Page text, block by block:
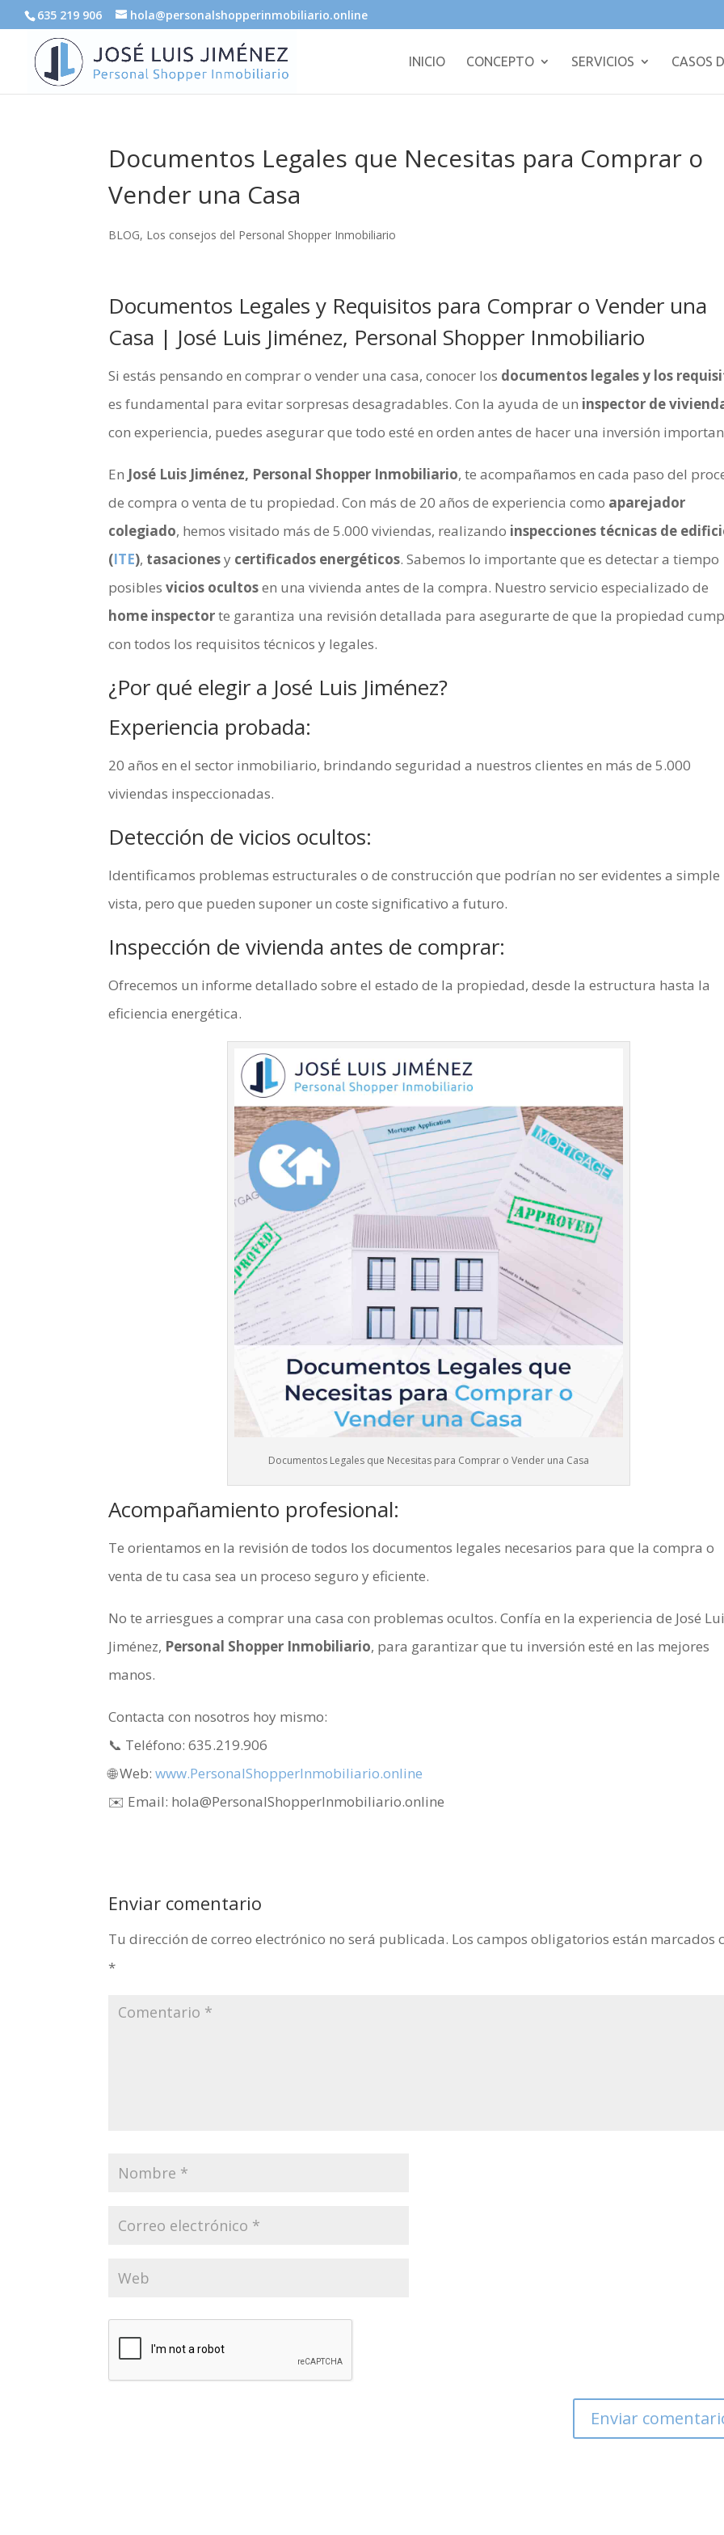
635 219 906 hola@personalshopperinmobiliario.online
INICIO CONCEPTO SERVICIOS CASOS
Documentos Legales que Necesitas para Comprar o
Vender una Casa
BLOG, Los consejos del Personal Shopper Inmobiliario
Documentos Legales y Requisitos para Comprar o Vender una
Casa | José Luis Jiménez, Personal Shopper Inmobiliario
Si estás pensando en comprar o vender una casa, conocer los documentos legales y los
es fundamental para evitar sorpresas desagradables. Con la ayuda de un inspector de
con experiencia, puedes asegurar que todo esté en orden antes de hacer una inversión
En José Luis Jiménez, Personal Shopper Inmobiliario, te acompañamos en cada paso del
de compra o venta de tu propiedad. Con más de 20 años de experiencia como aparejador
colegiado, hemos visitado más de 5.000 viviendas, realizando inspecciones técnicas de
(ITE), tasacionesy certificados energéticos. Sabemos lo importante que es detectar a tiempo
posiblesvicios ocultosen una vivienda antes de la compra. Nuestro servicio especializado de
home inspectorte garantiza una revisión detallada para asegurarte de que la propiedad
con todos los requisitos técnicos y legales.
¿Por qué elegir a José Luis Jiménez?
Experiencia probada:
20 años en el sector inmobiliario, brindando seguridad a nuestros clientes en más de 5.000
viviendas inspeccionadas.
Detección de vicios ocultos:
Identificamos problemas estructurales o de construcción que podrían no ser evidentes a simple
vista, pero que pueden suponer un coste significativo a futuro.
Inspección de vivienda antes de comprar:
Ofrecemos un informe detallado sobre el estado de la propiedad, desde la estructura hasta la
eficiencia energética.
Documentos Legales que Necesitas para Comprar o Vender una Casa
Acompañamiento profesional:
Te orientamos en la revisión de todos los documentos legales necesarios para que la compra o
venta de tu casa sea un proceso seguro y eficiente.
No te arriesgues a comprar una casa con problemas ocultos. Confía en la experiencia de José
Jiménez, Personal Shopper Inmobiliario, para garantizar que tu inversión esté en las mejores
manos.
Contacta con nosotros hoy mismo:
📞 Teléfono: 635.219.906
🌐 Web:www.PersonalShopperInmobiliario.online
✉️ Email: hola@PersonalShopperInmobiliario.online
Enviar comentario
Tu dirección de correo electrónico no será publicada. Los campos obligatorios están marcados
*